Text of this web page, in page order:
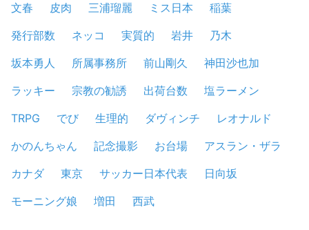
文春
皮肉 三浦瑠麗 ミス日本
稲葉
発行部数
ネッコ 実質的 岩井
乃木
坂本勇人
所属事務所 前山剛久
神田沙也加
ラッキー
宗教の勧誘 出荷台数
塩ラーメン
TRPG
でび 生理的 ダヴィンチ
レオナルド
かのんちゃん
記念撮影 お台場
アスラン・ザラ
カナダ
東京 サッカー日本代表
日向坂
モーニング娘
増田 西武